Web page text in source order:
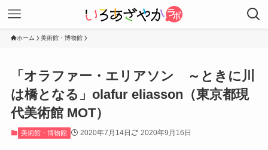
ホーム 美術館・博物館
「オラファー・エリアソン ～ときに川
は橋となる」olafur eliasson（東京都現
代美術館 MOT）
美術館・博物館 2020年7月14日 2020年9月16日